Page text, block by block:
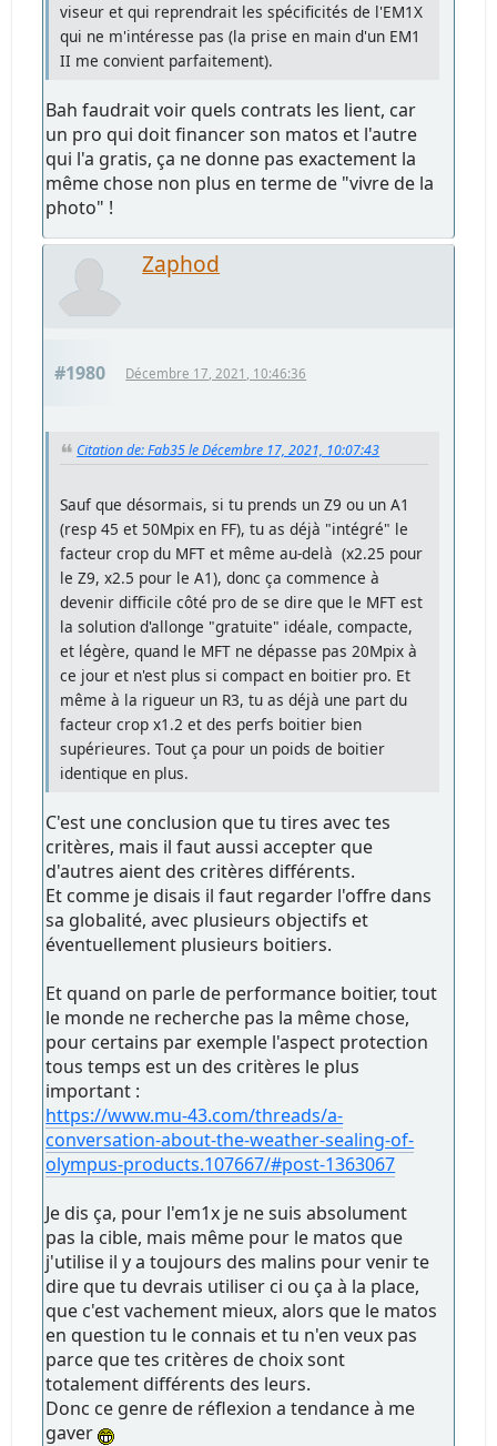
viseur et qui reprendrait les spécificités de l'EM1X
qui ne m'intéresse pas (la prise en main d'un EM1
II me convient parfaitement).
Bah faudrait voir quels contrats les lient, car
un pro qui doit financer son matos et l'autre
qui l'a gratis, ça ne donne pas exactement la
même chose non plus en terme de "vivre de la
photo" !
Zaphod
#1980 Décembre 17, 2021, 10:46:36
Citation de: Fab35 le Décembre 17, 2021, 10:07:43
Sauf que désormais, si tu prends un Z9 ou un A1
(resp 45 et 50Mpix en FF), tu as déjà "intégré" le
facteur crop du MFT et même au-delà (x2.25 pour
le Z9, x2.5 pour le A1), donc ça commence à
devenir difficile côté pro de se dire que le MFT est
la solution d'allonge "gratuite" idéale, compacte,
et légère, quand le MFT ne dépasse pas 20Mpix à
ce jour et n'est plus si compact en boitier pro. Et
même à la rigueur un R3, tu as déjà une part du
facteur crop x1.2 et des perfs boitier bien
supérieures. Tout ça pour un poids de boitier
identique en plus.
C'est une conclusion que tu tires avec tes
critères, mais il faut aussi accepter que
d'autres aient des critères différents.
Et comme je disais il faut regarder l'offre dans
sa globalité, avec plusieurs objectifs et
éventuellement plusieurs boitiers.
Et quand on parle de performance boitier, tout
le monde ne recherche pas la même chose,
pour certains par exemple l'aspect protection
tous temps est un des critères le plus
important :
https://www.mu-43.com/threads/a-
conversation-about-the-weather-sealing-of-
olympus-products.107667/#post-1363067
Je dis ça, pour l'em1x je ne suis absolument
pas la cible, mais même pour le matos que
j'utilise il y a toujours des malins pour venir te
dire que tu devrais utiliser ci ou ça à la place,
que c'est vachement mieux, alors que le matos
en question tu le connais et tu n'en veux pas
parce que tes critères de choix sont
totalement différents des leurs.
Donc ce genre de réflexion a tendance à me
gaver